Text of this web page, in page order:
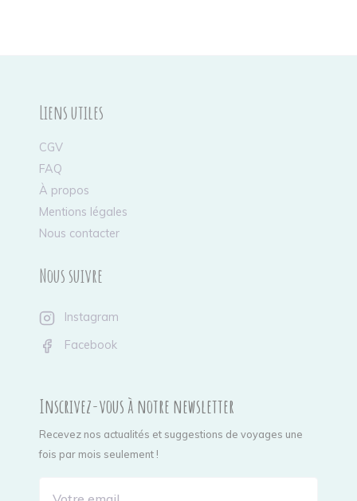
Liens utiles
CGV
FAQ
À propos
Mentions légales
Nous contacter
Nous suivre
Instagram
Facebook
Inscrivez-vous à notre newsletter
Recevez nos actualités et suggestions de voyages une
fois par mois seulement !